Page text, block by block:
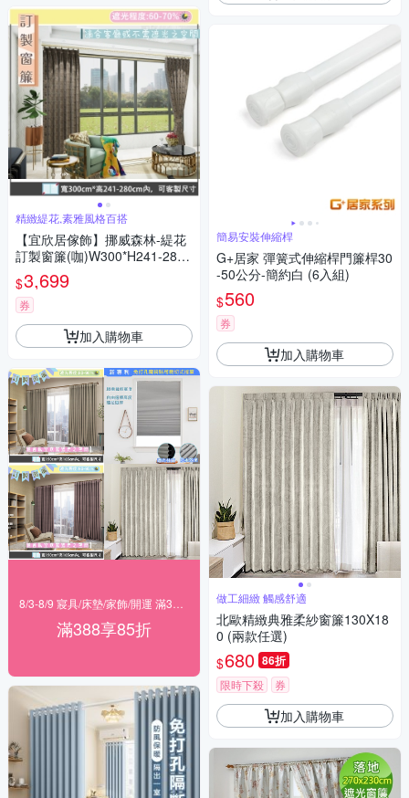
精緻緹花,素雅風格百搭
【宜欣居傢飾】挪威森林-緹花
訂製窗簾(咖)W300*H241-280c
m以內*2片/台灣製MIT
$3,699
券
加入購物車
滿388享85折
簡易安裝伸縮桿
G+居家 彈簧式伸縮桿門簾桿30
-50公分-簡約白 (6入組)
$560
券
加入購物車
做工細緻 觸感舒適
北歐精緻典雅柔紗窗簾130X18
0 (兩款任選)
$680 86折
限時下殺 券
加入購物車